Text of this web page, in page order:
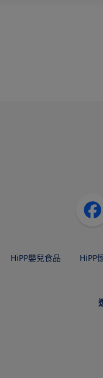
HiPP嬰兒食品 HiPP